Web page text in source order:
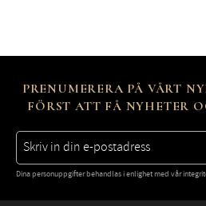
PRENUMERERA PÅ VÅRT
FÖRST ATT FÅ NYHETER
Dina personuppgifter behandlas i enlighet med vår